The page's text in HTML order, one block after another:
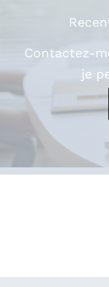
Contactez-
je